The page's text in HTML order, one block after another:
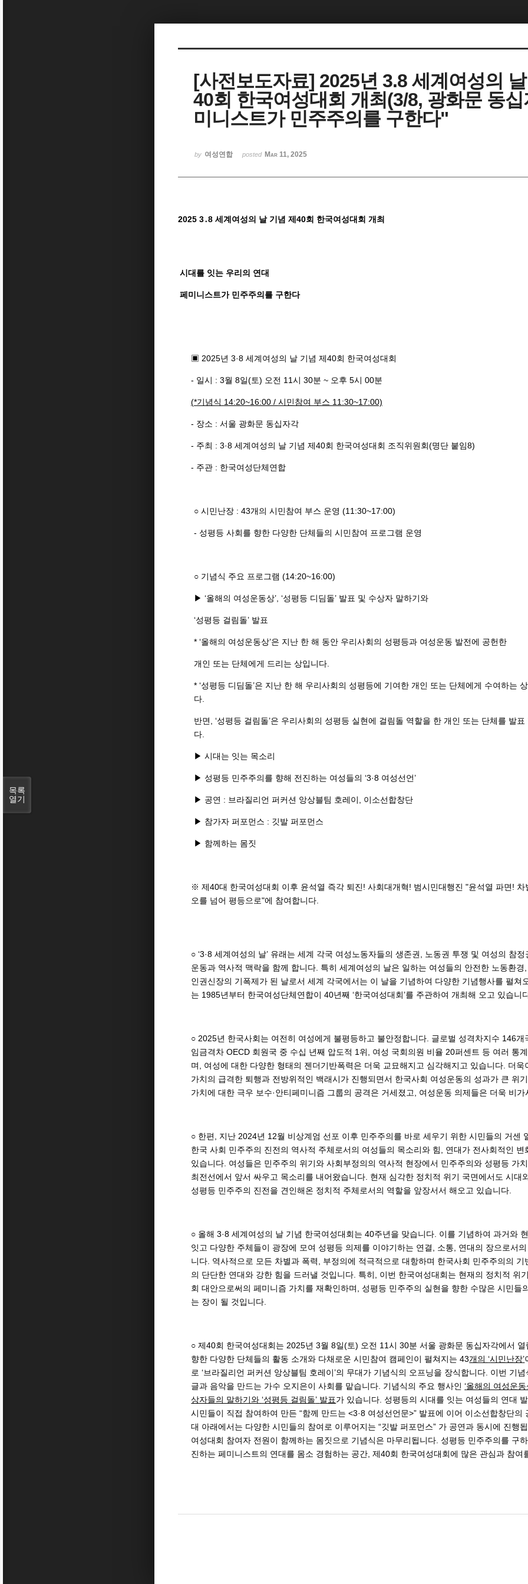
[사전보도자료] 2025년 3.8 세계여성의
40회 한국여성대회 개최(3/8, 광화문 동
미니스트가 민주주의를 구한다"
by 여성연합 posted Mar 11, 2025
2025 3․8 세계여성의 날 기념 제40회 한국여성대회 개최
시대를 잇는 우리의 연대
페미니스트가 민주주의를 구한다
▣ 2025년 3·8 세계여성의 날 기념 제40회 한국여성대회
- 일시 : 3월 8일(토) 오전 11시 30분 ~ 오후 5시 00분
(*기념식 14:20~16:00 / 시민참여 부스 11:30~17:00)
- 장소 : 서울 광화문 동십자각
- 주최 : 3·8 세계여성의 날 기념 제40회 한국여성대회 조직위원회(명단 붙임8)
- 주관 : 한국여성단체연합
○ 시민난장 : 43개의 시민참여 부스 운영 (11:30~17:00)
- 성평등 사회를 향한 다양한 단체들의 시민참여 프로그램 운영
○ 기념식 주요 프로그램 (14:20~16:00)
▶ ‘올해의 여성운동상’, ‘성평등 디딤돌’ 발표 및 수상자 말하기와
‘성평등 걸림돌’ 발표
* ‘올해의 여성운동상’은 지난 한 해 동안 우리사회의 성평등과 여성운동 발전에 공헌한
개인 또는 단체에게 드리는 상입니다.
* ‘성평등 디딤돌’은 지난 한 해 우리사회의 성평등에 기여한 개인 또는 단체에게 수여하는
다.
반면, ‘성평등 걸림돌’은 우리사회의 성평등 실현에 걸림돌 역할을 한 개인 또는 단체를 발표
다.
▶ 시대는 잇는 목소리
▶ 성평등 민주주의를 향해 전진하는 여성들의 ‘3·8 여성선언’
▶ 공연 : 브라질리언 퍼커션 앙상블팀 호레이, 이소선합창단
▶ 참가자 퍼포먼스 : 깃발 퍼포먼스
▶ 함께하는 몸짓
※ 제40대 한국여성대회 이후 윤석열 즉각 퇴진! 사회대개혁! 범시민대행진 "윤석열 파면! 차
오를 넘어 평등으로"에 참여합니다.
○ ‘3·8 세계여성의 날’ 유래는 세계 각국 여성노동자들의 생존권, 노동권 투쟁 및 여성의 참
운동과 역사적 맥락을 함께 합니다. 특히 세계여성의 날은 일하는 여성들의 안전한 노동환경
인권신장의 기폭제가 된 날로서 세계 각국에서는 이 날을 기념하여 다양한 기념행사를 펼쳐
는 1985년부터 한국여성단체연합이 40년째 ‘한국여성대회’를 주관하여 개최해 오고 있습니
○ 2025년 한국사회는 여전히 여성에게 불평등하고 불안정합니다. 글로벌 성격차지수 146개
임금격차 OECD 회원국 중 수십 년째 압도적 1위, 여성 국회의원 비율 20퍼센트 등 여러 통
며, 여성에 대한 다양한 형태의 젠더기반폭력은 더욱 교묘해지고 심각해지고 있습니다. 더욱
가치의 급격한 퇴행과 전방위적인 백래시가 진행되면서 한국사회 여성운동의 성과가 큰 위
가치에 대한 극우 보수·안티페미니즘 그룹의 공격은 거세졌고, 여성운동 의제들은 더욱 비가
○ 한편, 지난 2024년 12월 비상계엄 선포 이후 민주주의를 바로 세우기 위한 시민들의 거센
한국 사회 민주주의 진전의 역사적 주체로서의 여성들의 목소리와 힘, 연대가 전사회적인 변
있습니다. 여성들은 민주주의 위기와 사회부정의의 역사적 현장에서 민주주의와 성평등 가
최전선에서 앞서 싸우고 목소리를 내어왔습니다. 현재 심각한 정치적 위기 국면에서도 시대
성평등 민주주의 진전을 견인해온 정치적 주체로서의 역할을 앞장서서 해오고 있습니다.
○ 올해 3·8 세계여성의 날 기념 한국여성대회는 40주년을 맞습니다. 이를 기념하여 과거와
잇고 다양한 주체들이 광장에 모여 성평등 의제를 이야기하는 연결, 소통, 연대의 장으로서
니다. 역사적으로 모든 차별과 폭력, 부정의에 적극적으로 대항하며 한국사회 민주주의의 기
의 단단한 연대와 강한 힘을 드러낼 것입니다. 특히, 이번 한국여성대회는 현재의 정치적 위
회 대안으로써의 페미니즘 가치를 재확인하며, 성평등 민주주의 실현을 향한 수많은 시민들
는 장이 될 것입니다.
○ 제40회 한국여성대회는 2025년 3월 8일(토) 오전 11시 30분 서울 광화문 동십자각에서
향한 다양한 단체들의 활동 소개와 다채로운 시민참여 캠페인이 펼쳐지는 43개의‘시민난장’
로 ‘브라질리언 퍼커션 앙상블팀 호레이’의 무대가 기념식의 오프닝을 장식합니다. 이번 기
글과 음악을 만드는 가수 오지은이 사회를 맡습니다. 기념식의 주요 행사인‘올해의 여성운동
상자들의 말하기와‘성평등 걸림돌’ 발표가 있습니다. 성평등의 시대를 잇는 여성들의 연대
시민들이 직접 참여하여 만든 “함께 만드는 <3·8 여성선언문>” 발표에 이어 이소선합창단의
대 아래에서는 다양한 시민들의 참여로 이루어지는 “깃발 퍼포먼스” 가 공연과 동시에 진행
여성대회 참여자 전원이 함께하는 몸짓으로 기념식은 마무리됩니다. 성평등 민주주의를 구
진하는 페미니스트의 연대를 몸소 경험하는 공간, 제40회 한국여성대회에 많은 관심과 참여
목록
열기
Sketchbook5, 스케치북5